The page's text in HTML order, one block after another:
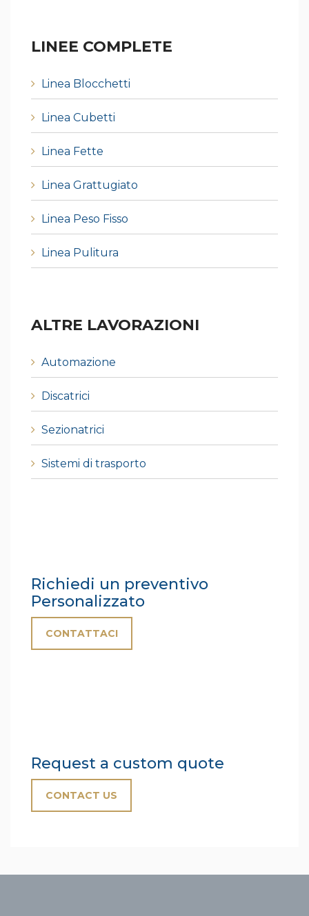
LINEE COMPLETE
Linea Blocchetti
Linea Cubetti
Linea Fette
Linea Grattugiato
Linea Peso Fisso
Linea Pulitura
ALTRE LAVORAZIONI
Automazione
Discatrici
Sezionatrici
Sistemi di trasporto
Richiedi un preventivo
Personalizzato
CONTATTACI
Request a custom quote
CONTACT US